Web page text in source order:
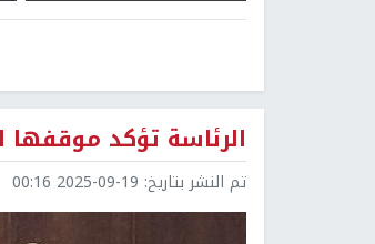
الرئاسة تؤكد
تم النشر بتاريخ: 2025-09-19 00:16